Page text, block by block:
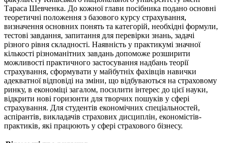
Тараса Шевченка. До кожної глави посібника подано основні
теоретичні положення з базового курсу страхування,
визначення основних понять та категорій, необхідні формули,
тестові завдання, запитання для перевірки знань, задачі
різного рівня складності. Наявність у практикумі значної
кількості різноманітних завдань допоможе розширити
можливості практичного застосування надбань теорії
страхування, сформувати у майбутніх фахівців навички
адекватної відповіді на зміни, що відбуваються на страховому
ринку, в економіці загалом, посилити інтерес до цієї науки,
відкрити нові горизонти для творчих пошуків у сфері
страхування. Для студентів економічних спеціальностей,
аспірантів, викладачів страхових дисциплін, економістів-
практиків, які працюють у сфері страхового бізнесу.